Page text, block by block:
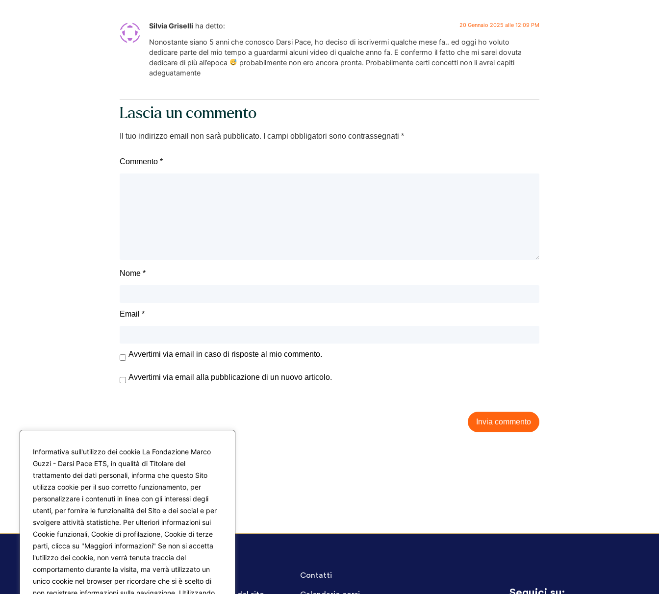
Informativa sull'utilizzo dei cookie La Fondazione Marco
Guzzi - Darsi Pace ETS, in qualità di Titolare del
trattamento dei dati personali, informa che questo Sito
utilizza cookie per il suo corretto funzionamento, per
personalizzare i contenuti in linea con gli interessi degli
utenti, per fornire le funzionalità del Sito e dei social e per
svolgere attività statistiche. Per ulteriori informazioni sui
Cookie funzionali, Cookie di profilazione, Cookie di terze
parti, clicca su "Maggiori informazioni" Se non si accetta
l'utilizzo dei cookie, non verrà tenuta traccia del
comportamento durante la visita, ma verrà utilizzato un
unico cookie nel browser per ricordare che si è scelto di
Silvia Griselli ha detto: 20 Gennaio 2025 alle 12:09 PM
Nonostante siano 5 anni che conosco Darsi Pace, ho deciso di iscrivermi qualche mese fa.. ed oggi ho voluto
dedicare parte del mio tempo a guardarmi alcuni video di qualche anno fa. E confermo il fatto che mi sarei dovuta
dedicare di più all’epoca
probabilmente non ero ancora pronta. Probabilmente certi concetti non li avrei capiti
adeguatamente
Lascia un commento
Il tuo indirizzo email non sarà pubblicato. I campi obbligatori sono contrassegnati *
Commento *
Nome *
Email *
Avvertimi via email in caso di risposte al mio commento.
Avvertimi via email alla pubblicazione di un nuovo articolo.
Contatti